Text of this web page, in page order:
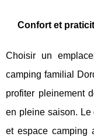
Confort et
Choisir un
camping familial
profiter pleinement
en pleine saison. Le
et espace camping